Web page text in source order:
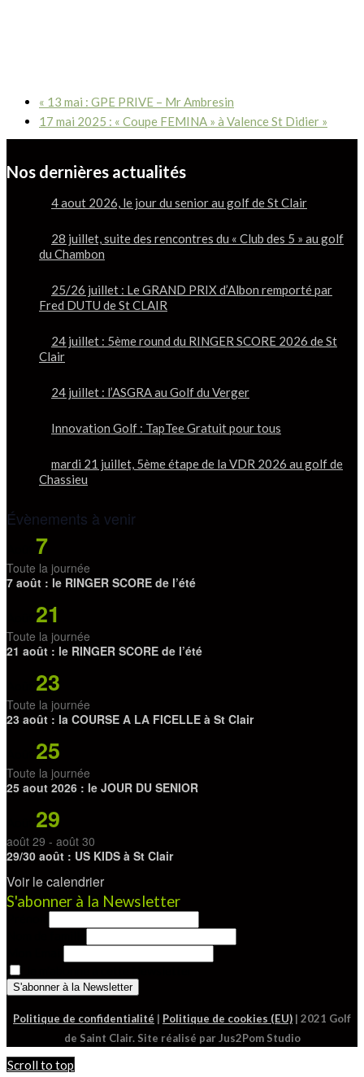
« 13 mai : GPE PRIVE – Mr Ambresin
17 mai 2025 : « Coupe FEMINA » à Valence St Didier »
Nos dernières actualités
4 aout 2026, le jour du senior au golf de St Clair
28 juillet, suite des rencontres du « Club des 5 » au golf
du Chambon
25/26 juillet : Le GRAND PRIX d’Albon remporté par
Fred DUTU de St CLAIR
24 juillet : 5ème round du RINGER SCORE 2026 de St
Clair
24 juillet : l’ASGRA au Golf du Verger
Innovation Golf : TapTee Gratuit pour tous
mardi 21 juillet, 5ème étape de la VDR 2026 au golf de
Chassieu
Évènements à venir
7
Toute la journée
7 août : le RINGER SCORE de l’été
21
Toute la journée
21 août : le RINGER SCORE de l’été
23
Toute la journée
23 août : la COURSE A LA FICELLE à St Clair
25
Toute la journée
25 aout 2026 : le JOUR DU SENIOR
29
août 29 - août 30
29/30 août : US KIDS à St Clair
Voir le calendrier
S'abonner à la Newsletter
Politique de confidentialité | Politique de cookies (EU) | 2021 Golf
de Saint Clair. Site réalisé par Jus2Pom Studio
Scroll to top